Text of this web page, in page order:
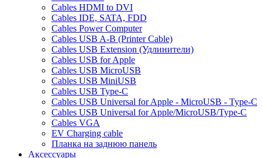
Cables HDMI to DVI
Cables IDE, SATA, FDD
Cables Power Computer
Cables USB A-B (Printer Cable)
Cables USB Extension (Удлинители)
Cables USB for Apple
Cables USB MicroUSB
Cables USB MiniUSB
Cables USB Type-C
Cables USB Universal for Apple - MicroUSB - Type-C
Cables USB Universal for Apple/MicroUSB/Type-C
Cables VGA
EV Charging cable
Планка на заднюю панель
Аксессуары